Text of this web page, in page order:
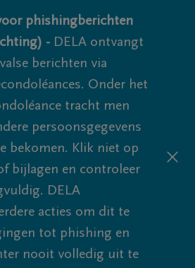
phishingberichten
- DELA ontvangt
berichten via
Onder het
tracht men
persoonsgegevens
bekomen. Klik niet op
bijlagen en controleer
DELA
acties om dit te
tot phishing en
nooit volledig uit te